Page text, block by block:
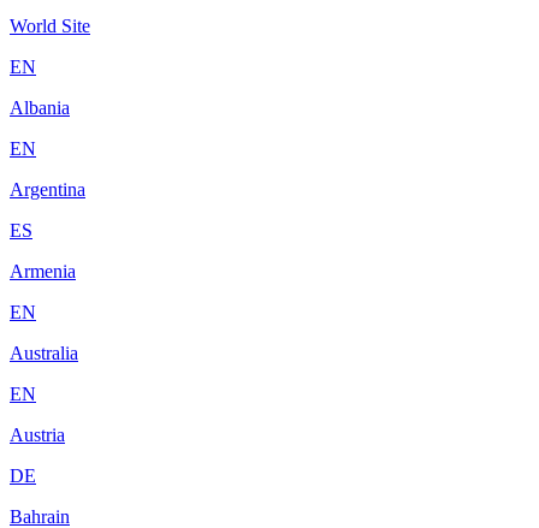
World Site
EN
Albania
EN
Argentina
ES
Armenia
EN
Australia
EN
Austria
DE
Bahrain